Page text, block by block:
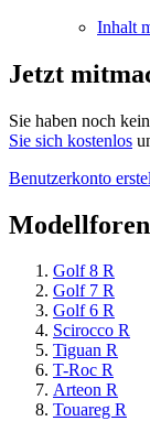
Inhalt
Jetzt
Sie haben noch
Sie sich kostenlos
Benutzerkonto
Modellforen
Golf 8 R
Golf 7 R
Golf 6 R
Scirocco R
Tiguan R
T-Roc R
Arteon R
Touareg R